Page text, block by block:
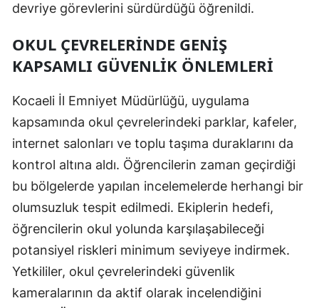
Malatya
Manisa
Kahramanmaraş
Mardin
Muğla
Nevşehir
Niğde
Ordu
Rize
Sakarya
devriye görevlerini sürdürdüğü öğrenildi.
OKUL ÇEVRELERINDE GENIŞ
KAPSAMLI GÜVENLIK ÖNLEMLERI
Kocaeli İl Emniyet Müdürlüğü, uygulama
kapsamında okul çevrelerindeki parklar, kafeler,
internet salonları ve toplu taşıma duraklarını da
kontrol altına aldı. Öğrencilerin zaman geçirdiği
bu bölgelerde yapılan incelemelerde herhangi bir
olumsuzluk tespit edilmedi. Ekiplerin hedefi,
öğrencilerin okul yolunda karşılaşabileceği
potansiyel riskleri minimum seviyeye indirmek.
Yetkililer, okul çevrelerindeki güvenlik
kameralarının da aktif olarak incelendiğini